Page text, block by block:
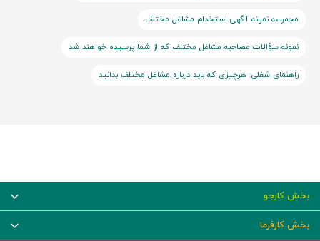
مجموعه نمونه آگهی استخدام مشاغل مختلف
نمونه سؤالات مصاحبه مشاغل مختلف که از شما پرسیده خواهند شد
راهنمای شغلی: هرچیزی که باید درباره مشاغل مختلف بدانید
بخش کارجو
بخش کارفرما